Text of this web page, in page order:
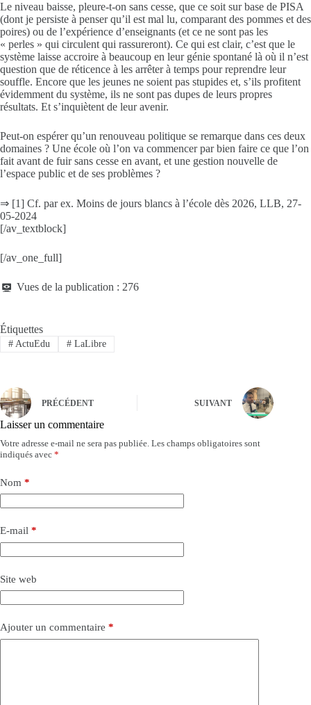
Le niveau baisse, pleure-t-on sans cesse, que ce soit sur base de PISA
(dont je persiste à penser qu’il est mal lu, comparant des pommes et des
poires) ou de l’expérience d’enseignants (et ce ne sont pas les
« perles » qui circulent qui rassureront). Ce qui est clair, c’est que le
système laisse accroire à beaucoup en leur génie spontané là où il n’est
question que de réticence à les arrêter à temps pour reprendre leur
souffle. Encore que les jeunes ne soient pas stupides et, s’ils profitent
évidemment du système, ils ne sont pas dupes de leurs propres
résultats. Et s’inquiètent de leur avenir.
Peut-on espérer qu’un renouveau politique se remarque dans ces deux
domaines ? Une école où l’on va commencer par bien faire ce que l’on
fait avant de fuir sans cesse en avant, et une gestion nouvelle de
l’espace public et de ses problèmes ?
⇒ [1] Cf. par ex. Moins de jours blancs à l’école dès 2026, LLB, 27-
05-2024
[/av_textblock]
[/av_one_full]
Vues de la publication : 276
Étiquettes
#ActuEdu #LaLibre
PRÉCÉDENT SUIVANT
Laisser un commentaire
Votre adresse e-mail ne sera pas publiée. Les champs obligatoires sont
indiqués avec *
Nom *
E-mail *
Site web
Ajouter un commentaire *